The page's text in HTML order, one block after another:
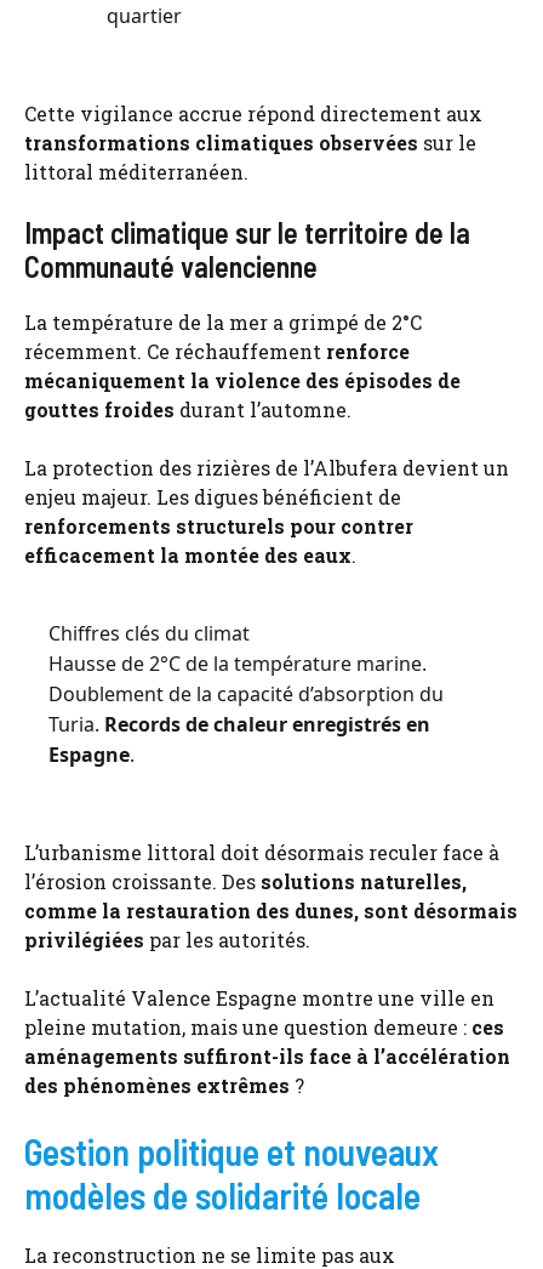
quartier
Cette vigilance accrue répond directement aux
transformations climatiques observées sur le
littoral méditerranéen.
Impact climatique sur le territoire de la
Communauté valencienne
La température de la mer a grimpé de 2°C
récemment. Ce réchauffement renforce
mécaniquement la violence des épisodes de
gouttes froides durant l’automne.
La protection des rizières de l’Albufera devient un
enjeu majeur. Les digues bénéficient de
renforcements structurels pour contrer
efficacement la montée des eaux.
Chiffres clés du climat
Hausse de 2°C de la température marine.
Doublement de la capacité d’absorption du
Turia. Records de chaleur enregistrés en
Espagne.
L’urbanisme littoral doit désormais reculer face à
l’érosion croissante. Des solutions naturelles,
comme la restauration des dunes, sont désormais
privilégiées par les autorités.
L’actualité Valence Espagne montre une ville en
pleine mutation, mais une question demeure : ces
aménagements suffiront-ils face à l’accélération
des phénomènes extrêmes ?
Gestion politique et nouveaux
modèles de solidarité locale
La reconstruction ne se limite pas aux